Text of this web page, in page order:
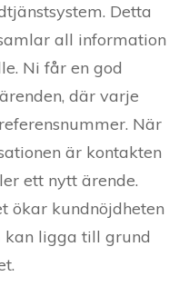
Detta
all information
Ni får en god
där varje
När
är kontakten
ett nytt ärende.
ökar kundnöjdheten
kan ligga till grund